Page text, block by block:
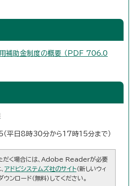
補助金制度の概要 （PDF 706.0
日8時30分から17時15分まで）
だく場合には、Adobe Readerが必要
アドビシステムズ社のサイト（新しいウィ
ンロード（無料）してください。